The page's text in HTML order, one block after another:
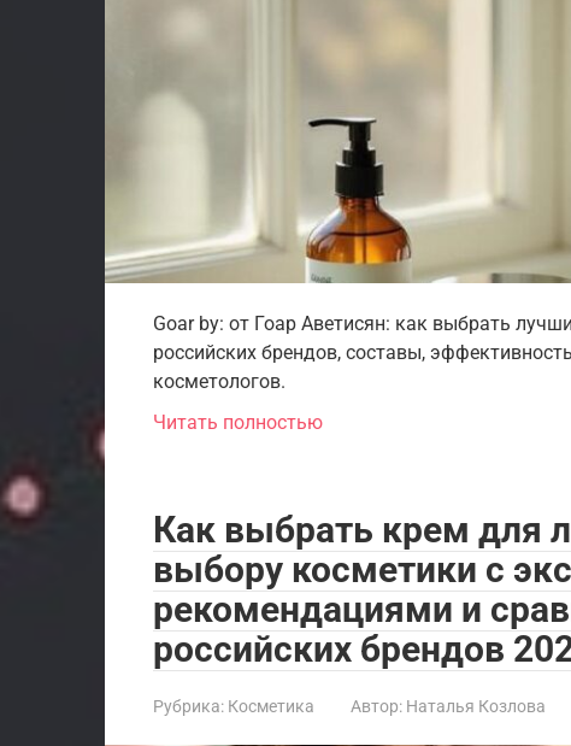
Goar by: от Гоар Аветисян: как выбрать
российских брендов, составы,
косметологов.
Читать полностью
Как выбрать крем для
выбору косметики с
рекомендациями и
российских брендов
Рубрика: Косметика Автор: Наталья Козлова